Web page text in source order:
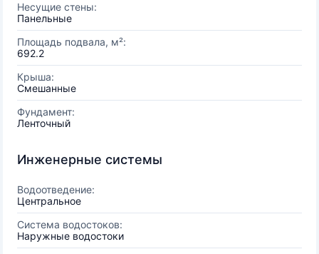
Несущие стены:
Панельные
Площадь подвала, м²:
692.2
Крыша:
Смешанные
Фундамент:
Ленточный
Инженерные системы
Водоотведение:
Центральное
Система водостоков:
Наружные водостоки